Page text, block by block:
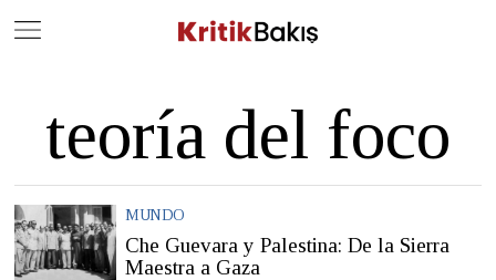
teoría del foco
MUNDO
Che Guevara y Palestina: De la Sierra
Maestra a Gaza